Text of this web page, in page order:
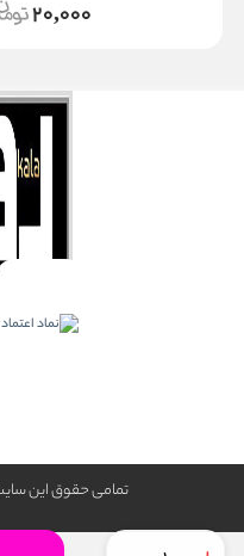
20,000
تمامی حقوق این